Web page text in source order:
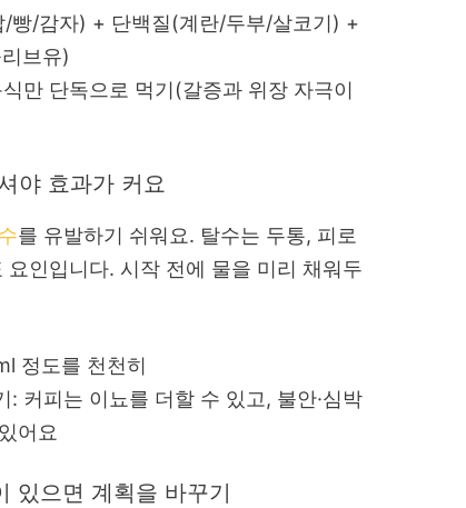
빵/감자) + 단백질(계란/두부/살코기) +
브유)
만 단독으로 먹기(갈증과 위장 자극이
야 효과가 커요
를 유발하기 쉬워요. 탈수는 두통, 피로
인입니다. 시작 전에 물을 미리 채워두
정도를 천천히
: 커피는 이뇨를 더할 수 있고, 불안·심박
어요
있으면 계획을 바꾸기